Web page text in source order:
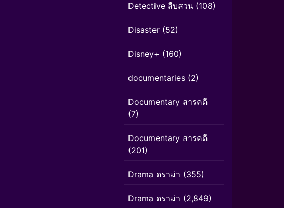
Detective สืบสวน (108)
Disaster (52)
Disney+ (160)
documentaries (2)
Documentary สารคดี
(7)
Documentary สารคดี
(201)
Drama ดราม่า (355)
Drama ดราม่า (2,849)